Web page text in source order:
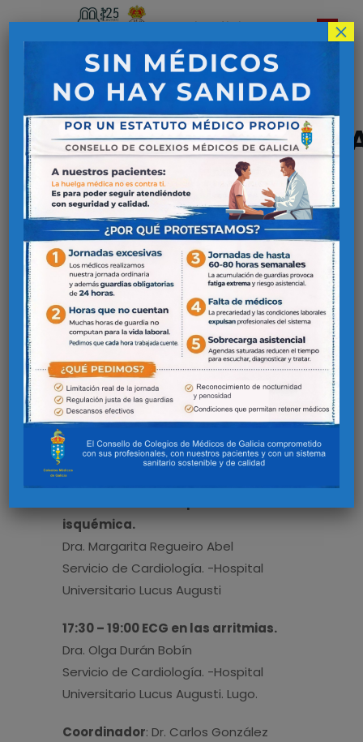
Colegio Oficial de
CURSO
Lunes 26 de junio
16:00 – 17:30 ECG NORMAL
Dr. José María Viéitez Flórez
Servicio de Cardiología. – Hospital
Universitario Lucus Augusti.
17:30 – 19:00 Crecimientos,
bloqueos de rama, bloqueo av.
Dr. Víctor Manuel Puebla Rojo
Servicio de Cardiología. -Hospital
Universitario Lucus Augusti
Martes 27 de junio
isquémica.
Dra. Margarita Regueiro Abel
Servicio de Cardiología. -Hospital
Universitario Lucus Augusti
17:30 – 19:00 ECG en las arritmias.
Dra. Olga Durán Bobín
Servicio de Cardiología. -Hospital
Universitario Lucus Augusti. Lugo.
Coordinador: Dr. Carlos González
×